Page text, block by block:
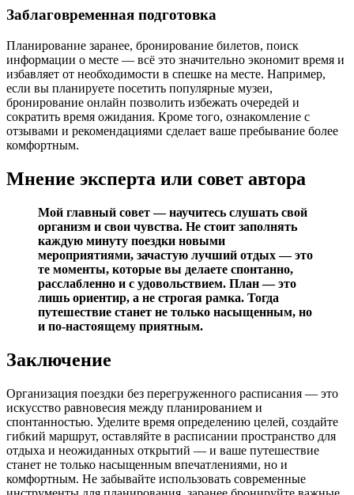
Заблаговременная подготовка
Планирование заранее, бронирование билетов, поиск
информации о месте — всё это значительно экономит время и
избавляет от необходимости в спешке на месте. Например,
если вы планируете посетить популярные музеи,
бронирование онлайн позволить избежать очередей и
сократить время ожидания. Кроме того, ознакомление с
отзывами и рекомендациями сделает ваше пребывание более
комфортным.
Мнение эксперта или совет автора
Мой главный совет — научитесь слушать свой
организм и свои чувства. Не стоит заполнять
каждую минуту поездки новыми
мероприятиями, зачастую лучший отдых — это
те моменты, которые вы делаете спонтанно,
расслабленно и с удовольствием. План — это
лишь ориентир, а не строгая рамка. Тогда
путешествие станет не только насыщенным, но
и по-настоящему приятным.
Заключение
Организация поездки без перегруженного расписания — это
искусство равновесия между планированием и
спонтанностью. Уделите время определению целей, создайте
гибкий маршрут, оставляйте в расписании пространство для
отдыха и неожиданных открытий — и ваше путешествие
станет не только насыщенным впечатлениями, но и
комфортным. Не забывайте использовать современные